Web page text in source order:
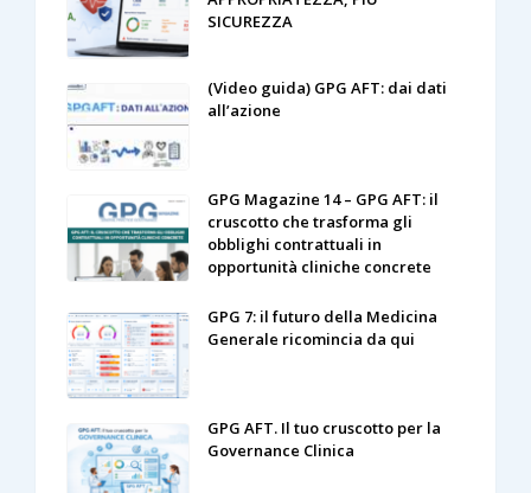
SICUREZZA
(Video guida) GPG AFT: dai dati
all’azione
GPG Magazine 14 – GPG AFT: il
cruscotto che trasforma gli
obblighi contrattuali in
opportunità cliniche concrete
GPG 7: il futuro della Medicina
Generale ricomincia da qui
GPG AFT. Il tuo cruscotto per la
Governance Clinica